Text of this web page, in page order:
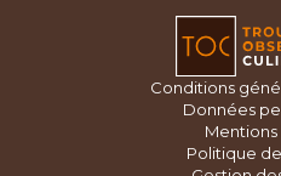
Conditions
Données
Politique